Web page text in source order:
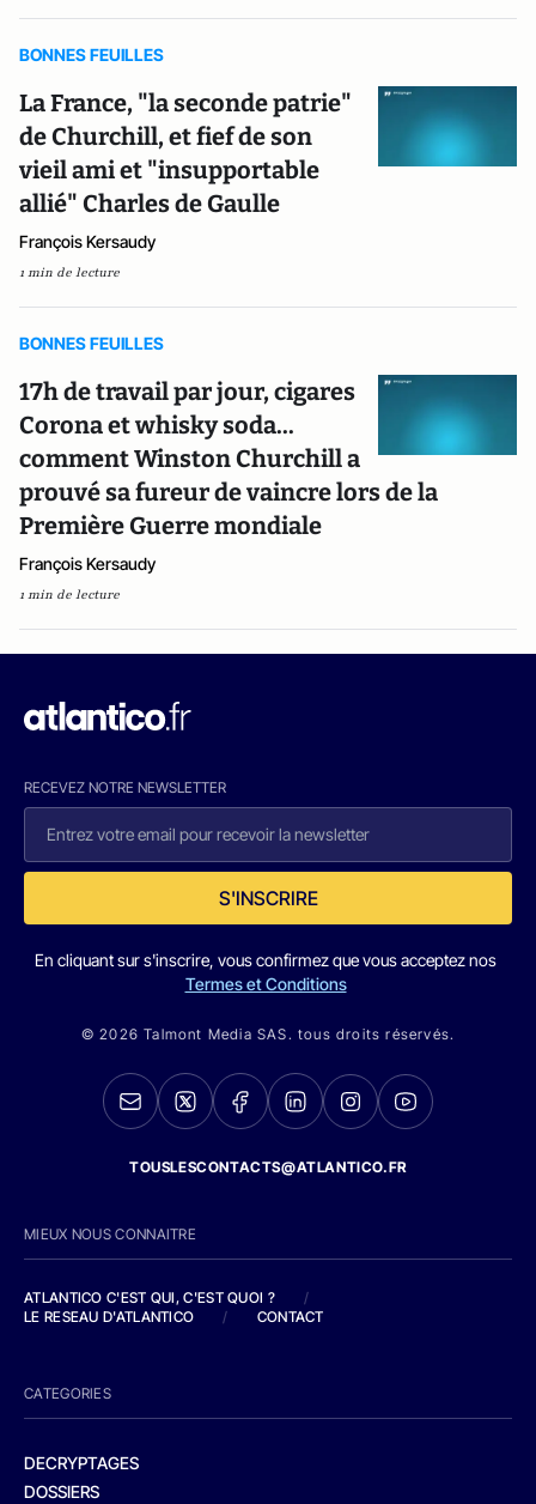
BONNES FEUILLES
La France, "la seconde patrie"
de Churchill, et fief de son
vieil ami et "insupportable
allié" Charles de Gaulle
François Kersaudy
1 min de lecture
BONNES FEUILLES
17h de travail par jour, cigares
Corona et whisky soda...
comment Winston Churchill a
prouvé sa fureur de vaincre lors de la
Première Guerre mondiale
François Kersaudy
1 min de lecture
RECEVEZ NOTRE NEWSLETTER
S'INSCRIRE
En cliquant sur s'inscrire, vous confirmez que vous acceptez nos
Termes et Conditions
© 2026 Talmont Media SAS. tous droits réservés.
TOUSLESCONTACTS@ATLANTICO.FR
MIEUX NOUS CONNAITRE
ATLANTICO C'EST QUI, C'EST QUOI ?
/
LE RESEAU D'ATLANTICO
/ CONTACT
CATEGORIES
DECRYPTAGES
DOSSIERS